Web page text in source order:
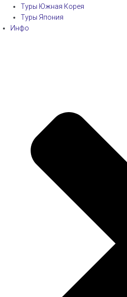
Туры Южная Корея
Туры Япония
Инфо